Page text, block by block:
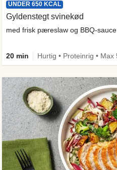
UNDER 650 KCAL
Gyldenstegt svinekød
med frisk pæreslaw og BBQ-sauce
20 min